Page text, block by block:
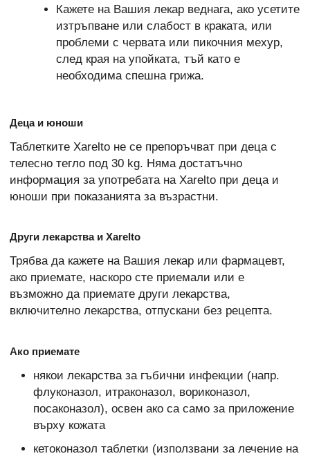
Кажете на Вашия лекар веднага, ако усетите
изтръпване или слабост в краката, или
проблеми с червата или пикочния мехур,
след края на упойката, тъй като е
необходима спешна грижа.
Деца и юноши
Таблетките Xarelto не се препоръчват при деца с
телесно тегло под 30 kg. Няма достатъчно
информация за употребата на Xarelto при деца и
юноши при показанията за възрастни.
Други лекарства и Xarelto
Трябва да кажете на Вашия лекар или фармацевт,
ако приемате, наскоро сте приемали или е
възможно да приемате други лекарства,
включително лекарства, отпускани без рецепта.
Ако приемате
някои лекарства за гъбични инфекции (напр.
флуконазол, итраконазол, вориконазол,
посаконазол), освен ако са само за приложение
върху кожата
кетоконазол таблетки (използвани за лечение на